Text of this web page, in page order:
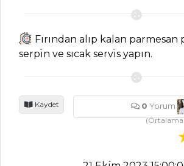
Pilav ve Makarna
Tüm Tarifleri
YEMEKLERI
Tarifi, Nasıl Yapılır?
Fırından alıp kalan
serpin ve sıcak servis yapın.
Kaydet 0 Yorum